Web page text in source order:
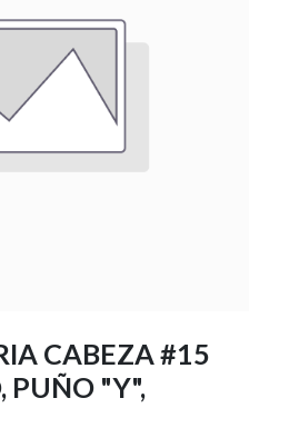
CABEZA #15
PUÑO "Y",